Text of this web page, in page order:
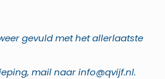
gevuld met het allerlaatste
mail naar info@qvijf.nl.